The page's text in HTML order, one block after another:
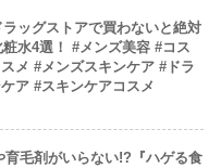
ラッグストアで買わないと絶対
水4選！ #メンズ美容 #コス
メ #メンズスキンケア #ドラ
ア #スキンケアコスメ
育毛剤がいらない!?『ハゲる食